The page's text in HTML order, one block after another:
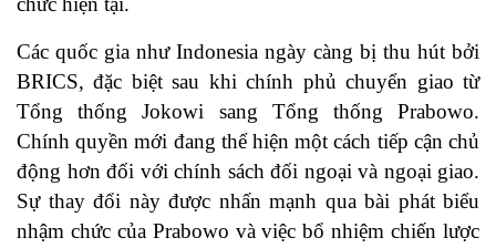
Các quốc gia như Indonesia ngày càng bị thu hút bởi
BRICS, đặc biệt sau khi chính phủ chuyển giao từ
Tổng thống Jokowi sang Tổng thống Prabowo.
Chính quyền mới đang thể hiện một cách tiếp cận chủ
động hơn đối với chính sách đối ngoại và ngoại giao.
Sự thay đổi này được nhấn mạnh qua bài phát biểu
nhậm chức của Prabowo và việc bổ nhiệm chiến lược